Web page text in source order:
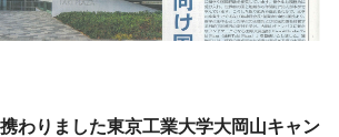
わりました東京工業大学大岡山キャン